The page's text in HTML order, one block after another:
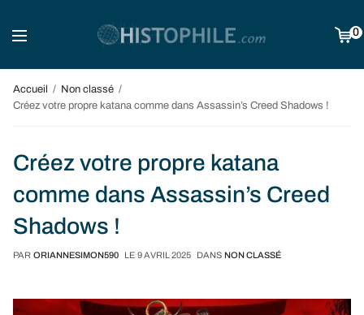
0
Accueil
Non classé
Créez votre propre katana comme dans Assassin’s Creed Shadows !
Créez votre propre katana
comme dans Assassin’s Creed
Shadows !
PAR ORIANNESIMON590 LE 9 AVRIL 2025 DANS NON CLASSÉ